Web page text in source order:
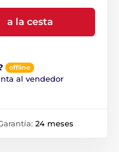
a la cesta
offline
al vendedor
24 meses